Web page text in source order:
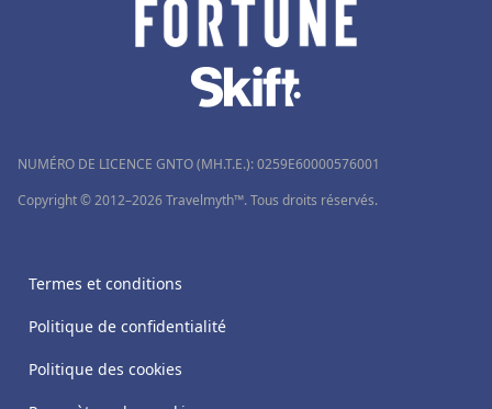
NUMÉRO DE LICENCE GNTO (MH.T.E.): 0259Ε60000576001
Copyright © 2012–2026 Travelmyth™. Tous droits réservés.
Termes et conditions
Politique de confidentialité
Politique des cookies